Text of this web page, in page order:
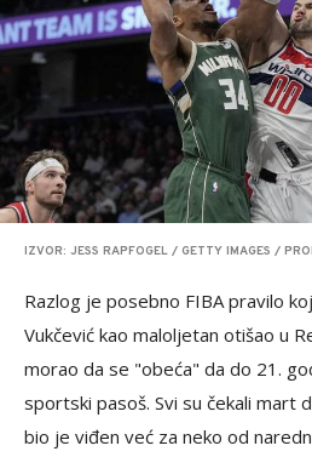
IZVOR: JESS RAPFOGEL / GETTY IMAGES /
Razlog je posebno FIBA pravilo
Vukčević kao maloljetan otišao u
morao da se "obeća" da do 21.
sportski pasoš. Svi su čekali mart
bio je viđen već za neko od